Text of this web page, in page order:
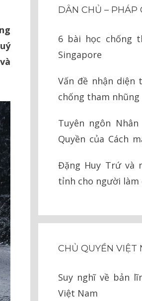
DÂN CHỦ – PHÁP
6 bài học chống
Singapore
Vấn đề nhận diện
chống tham
Tuyên ngôn Nhân
Quyền của Cách
Đặng Huy Trứ và
tỉnh cho người làm
CHỦ QUYỀN VIỆT
Suy nghĩ về bản
Việt Nam